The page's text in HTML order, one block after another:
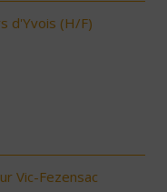
d'Yvois (H/F)
Vic-Fezensac